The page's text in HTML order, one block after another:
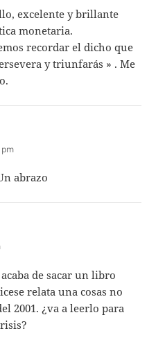
excelente y brillante
monetaria.
recordar el dicho que
y triunfarás » . Me
abrazo
de sacar un libro
relata una cosas no
2001. ¿va a leerlo para